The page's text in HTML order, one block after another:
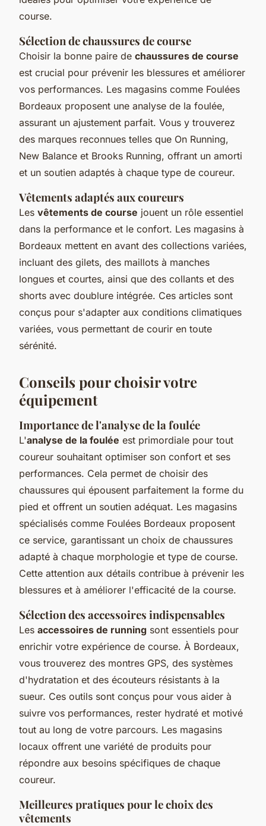
course.
Sélection de chaussures de course
Choisir la bonne paire de chaussures de course
est crucial pour prévenir les blessures et améliorer
vos performances. Les magasins comme Foulées
Bordeaux proposent une analyse de la foulée,
assurant un ajustement parfait. Vous y trouverez
des marques reconnues telles que On Running,
New Balance et Brooks Running, offrant un amorti
et un soutien adaptés à chaque type de coureur.
Vêtements adaptés aux coureurs
Les vêtements de course jouent un rôle essentiel
dans la performance et le confort. Les magasins à
Bordeaux mettent en avant des collections variées,
incluant des gilets, des maillots à manches
longues et courtes, ainsi que des collants et des
shorts avec doublure intégrée. Ces articles sont
conçus pour s'adapter aux conditions climatiques
variées, vous permettant de courir en toute
sérénité.
Conseils pour choisir votre
équipement
Importance de l'analyse de la foulée
L'analyse de la foulée est primordiale pour tout
coureur souhaitant optimiser son confort et ses
performances. Cela permet de choisir des
chaussures qui épousent parfaitement la forme du
pied et offrent un soutien adéquat. Les magasins
spécialisés comme Foulées Bordeaux proposent
ce service, garantissant un choix de chaussures
adapté à chaque morphologie et type de course.
Cette attention aux détails contribue à prévenir les
blessures et à améliorer l'efficacité de la course.
Sélection des accessoires indispensables
Les accessoires de running sont essentiels pour
enrichir votre expérience de course. À Bordeaux,
vous trouverez des montres GPS, des systèmes
d'hydratation et des écouteurs résistants à la
sueur. Ces outils sont conçus pour vous aider à
suivre vos performances, rester hydraté et motivé
tout au long de votre parcours. Les magasins
locaux offrent une variété de produits pour
répondre aux besoins spécifiques de chaque
coureur.
Meilleures pratiques pour le choix des
vêtements